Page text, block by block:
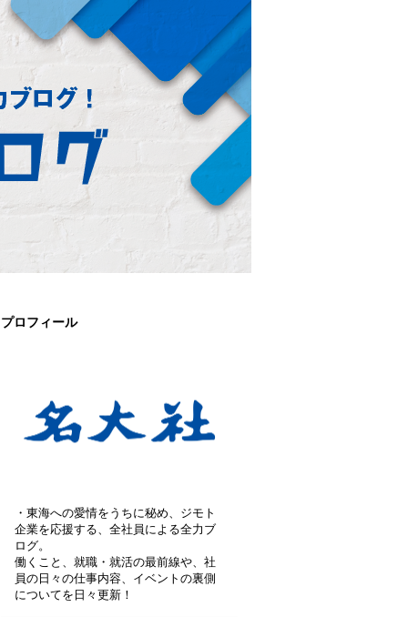
プロフィール
・東海への愛情をうちに秘め、ジモト
企業を応援する、全社員による全力ブ
ログ。
働くこと、就職・就活の最前線や、社
員の日々の仕事内容、イベントの裏側
についてを日々更新！